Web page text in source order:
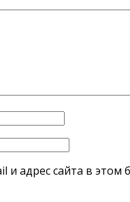
и адрес сайта в